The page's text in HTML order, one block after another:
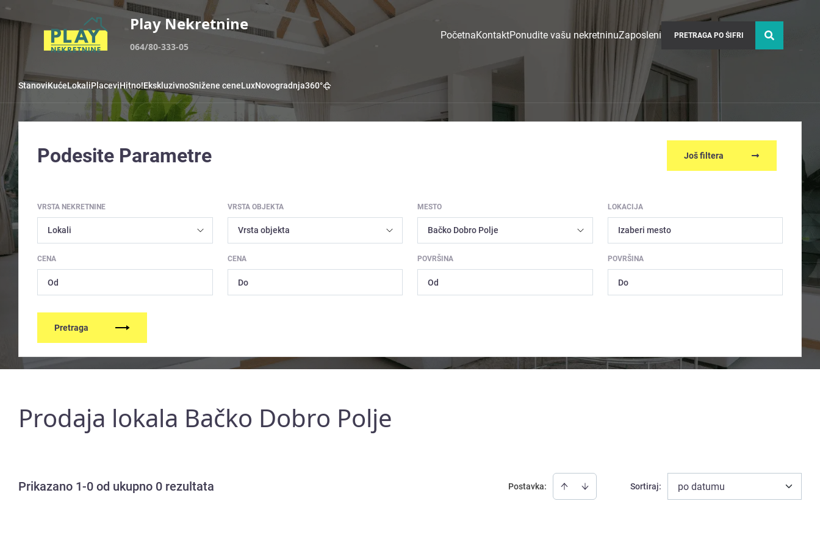
Play Nekretnine
064/80-333-05
PočetnaKontaktPonudite vašu nekretninuZaposleni
StanoviKućeLokaliPlaceviHitno!EkskluzivnoSnižene ceneLuxNovogradnja360°
Podesite Parametre Još filtera
VRSTA NEKRETNINE VRSTA OBJEKTA MESTO LOKACIJA
Izaberi mesto
CENA CENA POVRŠINA POVRŠINA
Pretraga
Prodaja lokala Bačko Dobro Polje
Prikazano 1-0 od ukupno 0 rezultata Postavka: Sortiraj: po datumu